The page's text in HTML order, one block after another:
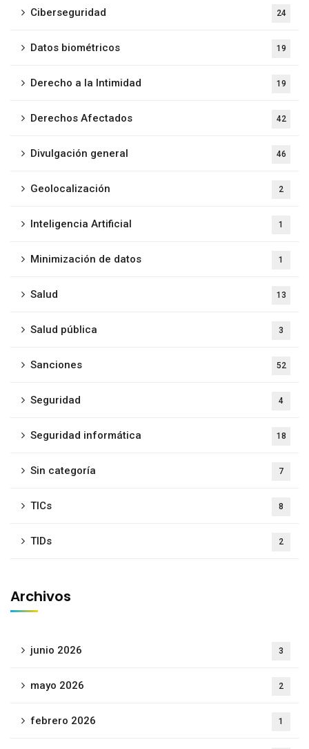
Ciberseguridad 24
Datos biométricos 19
Derecho a la Intimidad 19
Derechos Afectados 42
Divulgación general 46
Geolocalización 2
Inteligencia Artificial 1
Minimización de datos 1
Salud 13
Salud pública 3
Sanciones 52
Seguridad 4
Seguridad informática 18
Sin categoría 7
TICs 8
TIDs 2
Archivos
junio 2026 3
mayo 2026 2
febrero 2026 1